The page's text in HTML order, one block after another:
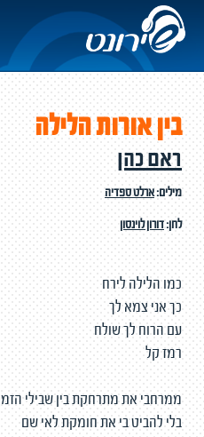
בין אורות הלילה
ראם כהן
מילים:ארלט ספדיה
לחן:דורון לוינסון
כמו הלילה לירח
כך אני צמא לך
עם הרוח לך שולח
רמז קל
ממרחבי את מתרחקת בין שבילי הזמן
בלי להביט בי את חומקת לאי שם